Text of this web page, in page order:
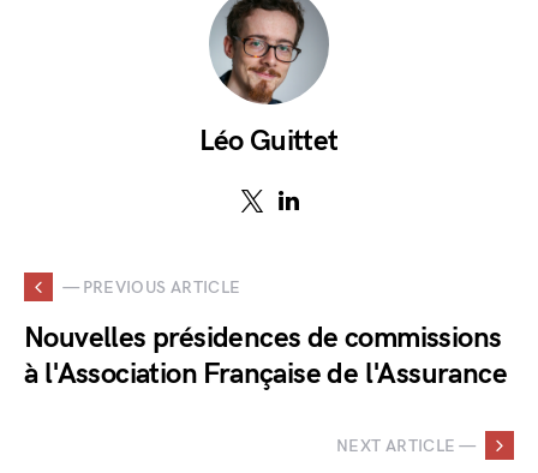
Léo Guittet
— PREVIOUS ARTICLE
Nouvelles présidences de commissions
à l'Association Française de l'Assurance
NEXT ARTICLE —